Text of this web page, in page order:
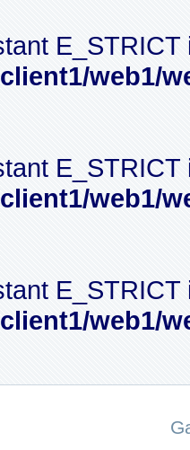
web1/
web1/
web1/